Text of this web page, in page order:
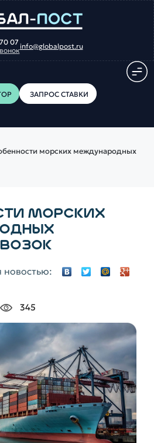
07 info@globalpost.ru
ЗАПРОС СТАВКИ
морских международных
МОРСКИХ
новостью:
345